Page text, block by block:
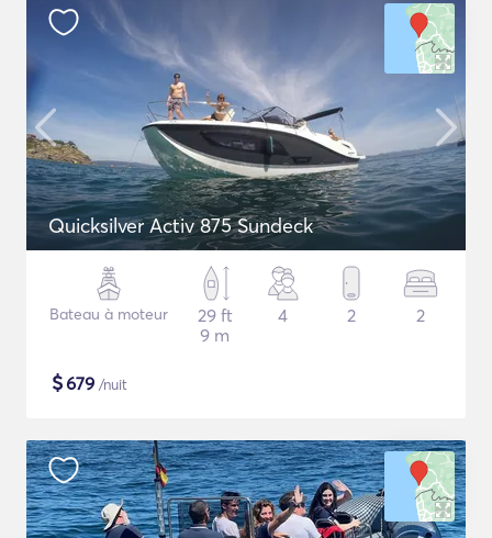
Quicksilver Activ 875 Sundeck
Bateau à moteur
29 ft
9 m
4 2 2
$679 /nuit